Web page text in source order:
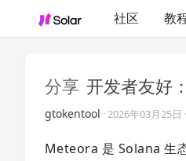
社区 教
分享 开发者友好
gtokentool ·2026年03月25日
Meteora 是 Solana 生